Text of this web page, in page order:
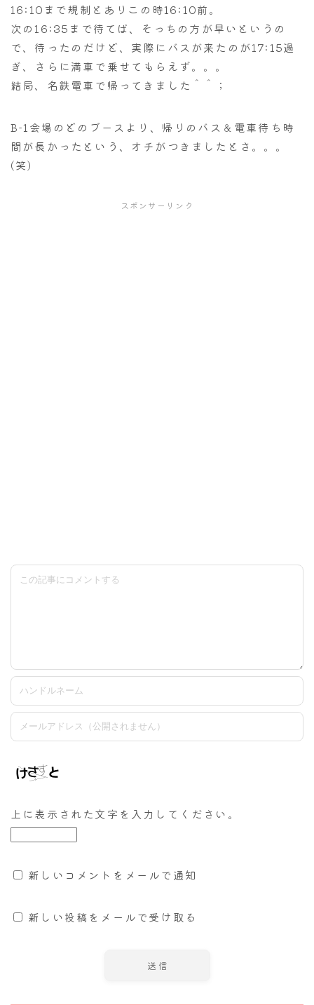
16:10まで規制とありこの時16:10前。
次の16:35まで待てば、そっちの方が早いというの
で、待ったのだけど、実際にバスが来たのが17:15過
ぎ、さらに満車で乗せてもらえず。。。
結局、名鉄電車で帰ってきました＾＾；
B-1会場のどのブースより、帰りのバス＆電車待ち時
間が長かったという、オチがつきましたとさ。。。
(笑)
スポンサーリンク
上に表示された文字を入力してください。
新しいコメントをメールで通知
新しい投稿をメールで受け取る